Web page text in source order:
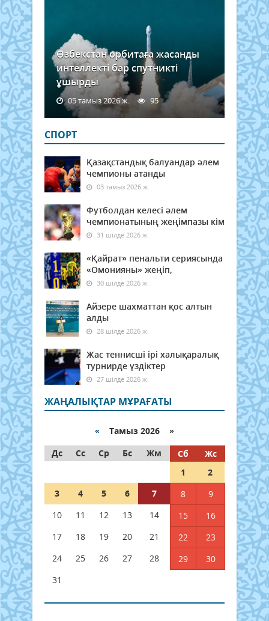
Өзбекстан орбитаға жасанды
интеллекті бар спутникті
ұшырды
05 тамыз 2026 ж. 95
СПОРТ
Қазақстандық балуандар әлем
чемпионы атанды
03 тамыз 2026 ж.
Футболдан келесі әлем
чемпионатының жеңімпазы кім
31 шілде 2026 ж.
«Қайрат» пенальти сериясында
«Омонияны» жеңіп,
30 шілде 2026 ж.
Айзере шахматтан қос алтын
алды
28 шілде 2026 ж.
Жас теннисші ірі халықаралық
турнирде үздіктер
27 шілде 2026 ж.
ЖАҢАЛЫҚТАР МҰРАҒАТЫ
« Тамыз 2026 »
Дс
Сс Ср Бс Жм Сб
Жс
1
2
3
4 5 6 7 8
9
10
11 12 13 14 15
16
17
18 19 20 21 22
23
24
25 26 27 28 29
30
31